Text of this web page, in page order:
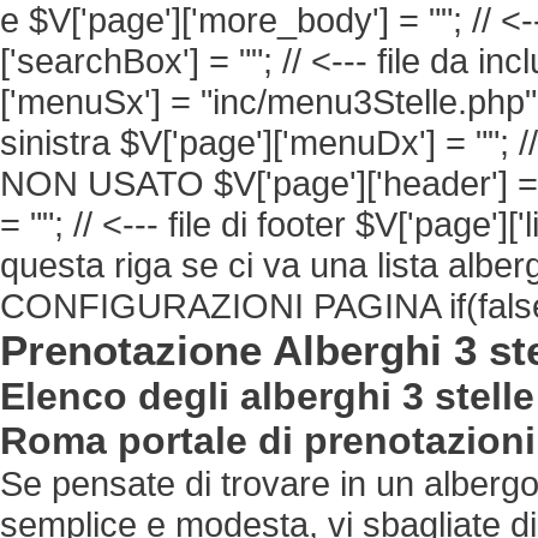
e $V['page']['more_body'] = ""; //
['searchBox'] = ""; // <--- file da
['menuSx'] = "inc/
sinistra $V['page']['menuDx'] = "";
NON USATO $V['page']['header']
= ""; // <--- file di footer
questa riga se ci va una lista
CONFIGURAZIONI PAGINA
Prenotazione Alberghi 3
Elenco degli alberghi 3
Roma portale di
Se pensate di trovare in un
semplice e modesta, vi sbagliate